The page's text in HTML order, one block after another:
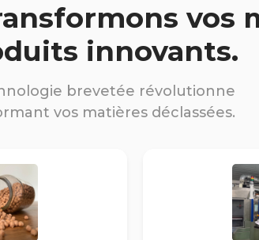
vos
innovants.
brevetée révolutionne
vos matières déclassées.